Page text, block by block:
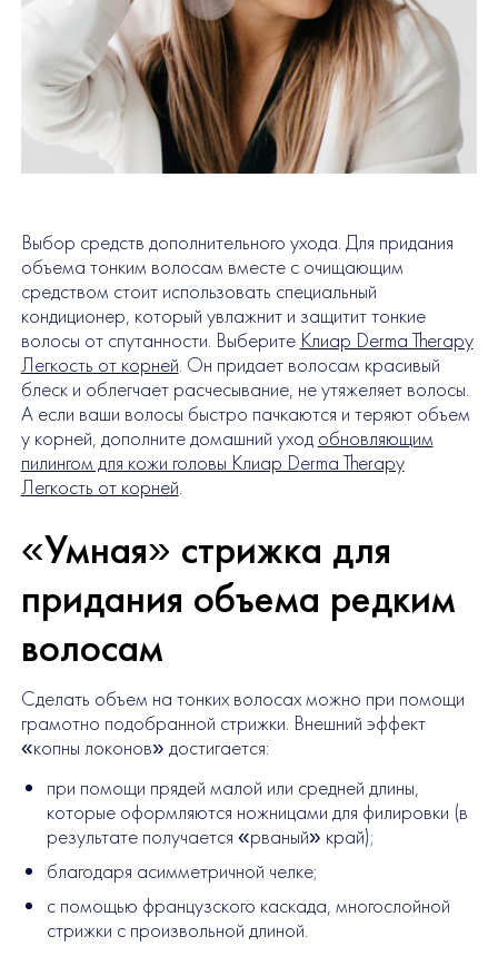
Выбор средств дополнительного ухода. Для придания
объема тонким волосам вместе с очищающим
средством стоит использовать специальный
кондиционер, который увлажнит и защитит тонкие
волосы от спутанности. Выберите Клиар Derma Therapy
Легкость от корней. Он придает волосам красивый
блеск и облегчает расчесывание, не утяжеляет волосы.
А если ваши волосы быстро пачкаются и теряют объем
у корней, дополните домашний уход обновляющим
пилингом для кожи головы Клиар Derma Therapy
Легкость от корней.
«Умная» стрижка для
придания объема редким
волосам
Сделать объем на тонких волосах можно при помощи
грамотно подобранной стрижки. Внешний эффект
«копны локонов» достигается:
при помощи прядей малой или средней длины,
которые оформляются ножницами для филировки (в
результате получается «рваный» край);
благодаря асимметричной челке;
с помощью французского каскада, многослойной
стрижки с произвольной длиной.